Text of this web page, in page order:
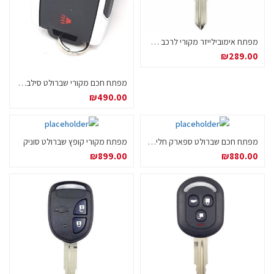
מפתח אימובילייזר מקורי לרכב שברולט ספארק שבב 8E
₪289.00
מפתח חכם מקורי שברולט סילברדו 2014+
₪490.00
מפתח חכם שברולט ספארק חליפי 434MHZ
₪880.00
מפתח מקורי קופץ שברולט סוניק
₪899.00